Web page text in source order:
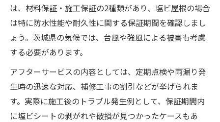
は、材料保証・施工保証の2種類があり、塩ビ屋根の場合
は特に防水性能や耐久性に関する保証期間を確認しまし
ょう。茨城県の気候では、台風や強風による被害も考慮
する必要があります。
アフターサービスの内容としては、定期点検や雨漏り発
生時の迅速な対応、補修工事の割引などが挙げられま
す。実際に施工後のトラブル発生例として、保証期間内
に塩ビシートの剥がれや破損が見つかったケースもあ